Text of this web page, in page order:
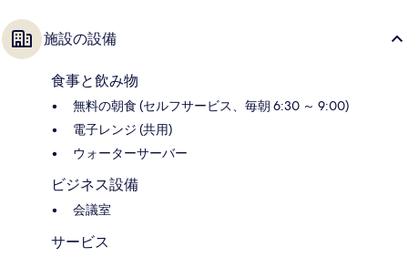
施設の設備
食事と飲み物
無料の朝食 (セルフサービス、毎朝 6:30 ～ 9:00)
電子レンジ (共用)
ウォーターサーバー
ビジネス設備
会議室
サービス